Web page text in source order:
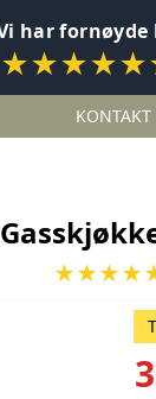
har fornøyde
KONTAKT